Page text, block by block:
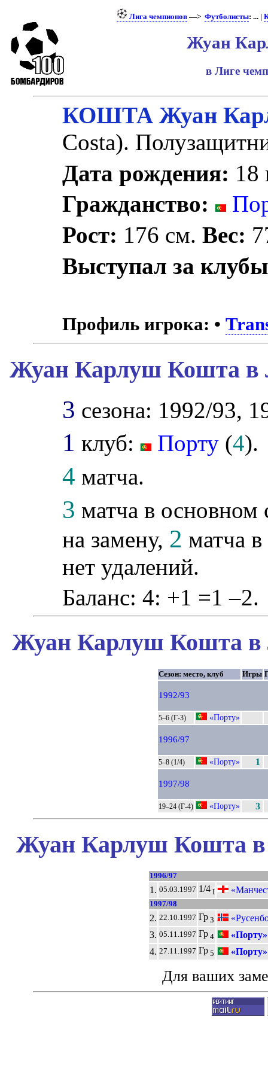
Лига чемпионов—> Футболисты: ... |
Жуан
в Лиге
КОШТА Жуан
Costa).
Дата рождения: 18
Гражданство:
Рост: 176 см.Вес:
Выступал за
Профиль игрока: •
Жуан Карлуш Кошта в
3 сезона: 1992/93,
1 клуб: Порту (4).
4 матча.
3 матча в основном
на замену, 2 матча
нет удалений.
Баланс: 4: +1 =1 –2.
Жуан Карлуш Кошта в
Сезон: место, клуб Игры
1992/93
5–6 (Г-3) «Порту»
1996/97
5–8 (1/4) «Порту» 1
1997/98
19–24 (Г-4) «Порту» 3
Жуан Карлуш Кошта в
1996/97
1. 05.03.1997 1/4 I
1997/98
2. 22.10.1997 Гр 3
3. 05.11.1997 Гр 4 «Порту»
4. 27.11.1997 Гр 5 «Порту»
Для ваших